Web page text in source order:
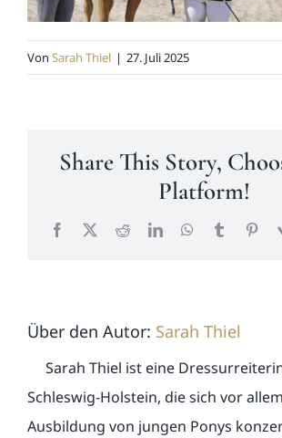
News
Von Sarah Thiel | 27. Juli 2025
Share This Story,
Platform!
Facebook
X RedditLinkedInWhatsApp
Tumblr
Über den Autor: Sarah Thiel
Sarah Thiel ist eine
Schleswig-Holstein, die sich vor
Ausbildung von jungen Ponys